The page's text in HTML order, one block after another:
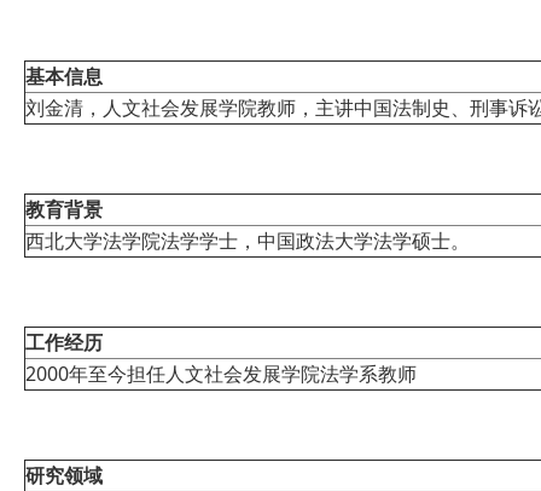
基本信息
刘金清，人文社会发展学院教师，主讲中国法制史、刑事诉
教育背景
西北大学法学院法学学士，中国政法大学法学硕士。
工作经历
2000年至今担任人文社会发展学院法学系教师
研究领域